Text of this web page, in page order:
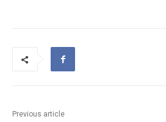
Previous article